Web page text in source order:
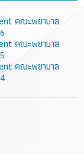
คณะพยาบาล
คณะพยาบาล
คณะพยาบาล